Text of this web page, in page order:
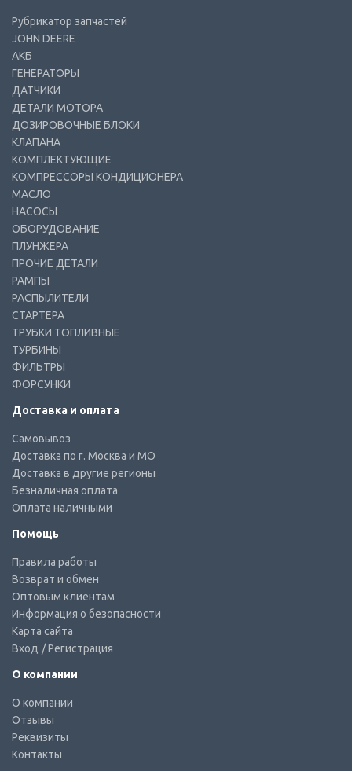
Рубрикатор запчастей
JOHN DEERE
АКБ
ГЕНЕРАТОРЫ
ДАТЧИКИ
ДЕТАЛИ МОТОРА
ДОЗИРОВОЧНЫЕ БЛОКИ
КЛАПАНА
КОМПЛЕКТУЮЩИЕ
КОМПРЕССОРЫ КОНДИЦИОНЕРА
МАСЛО
НАСОСЫ
ОБОРУДОВАНИЕ
ПЛУНЖЕРА
ПРОЧИЕ ДЕТАЛИ
РАМПЫ
РАСПЫЛИТЕЛИ
СТАРТЕРА
ТРУБКИ ТОПЛИВНЫЕ
ТУРБИНЫ
ФИЛЬТРЫ
ФОРСУНКИ
Доставка и оплата
Самовывоз
Доставка по г. Москва и МО
Доставка в другие регионы
Безналичная оплата
Оплата наличными
Помощь
Правила работы
Возврат и обмен
Оптовым клиентам
Информация о безопасности
Карта сайта
Вход / Регистрация
О компании
О компании
Отзывы
Реквизиты
Контакты